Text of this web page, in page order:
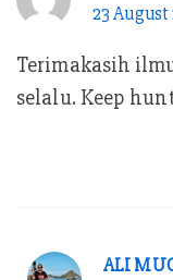
23 August
Terimakasih
selalu. Keep
ALI